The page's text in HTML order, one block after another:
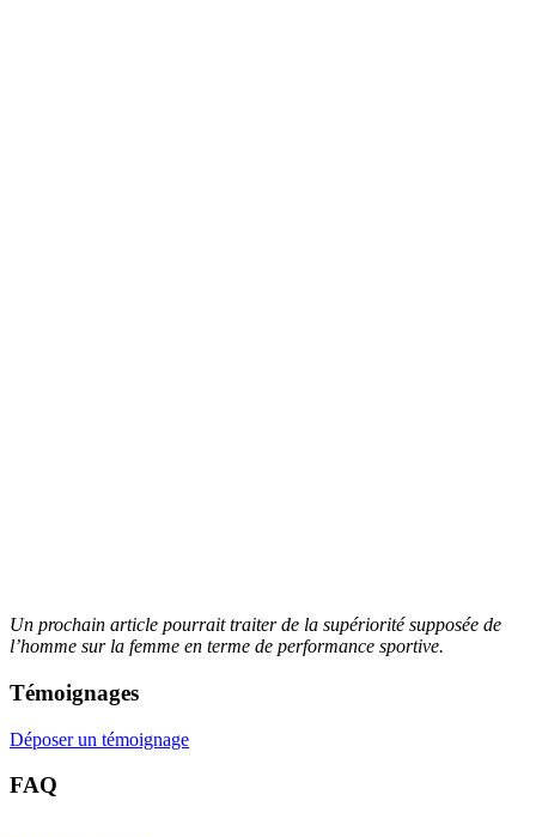
Un prochain article pourrait traiter de la supériorité supposée de
l’homme sur la femme en terme de performance sportive.
Témoignages
Déposer un témoignage
FAQ